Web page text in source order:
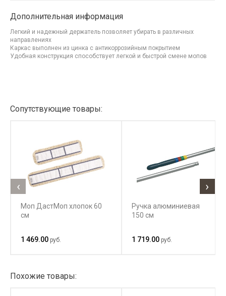
Дополнительная информация
Легкий и надежный держатель позволяет убирать в различных
направлениях
Каркас выполнен из цинка с антикоррозийным покрытием
Удобная конструкция способствует легкой и быстрой смене мопов
Сопутствующие товары:
Моп ДастМоп хлопок 60
см
1 469.00 руб.
Ручка алюминиевая
150 см
1 719.00 руб.
‹ ›
Похожие товары: